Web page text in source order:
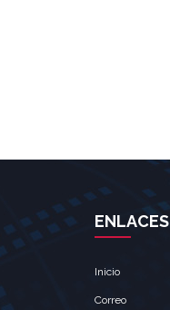
ENLACES
Inicio
Correo